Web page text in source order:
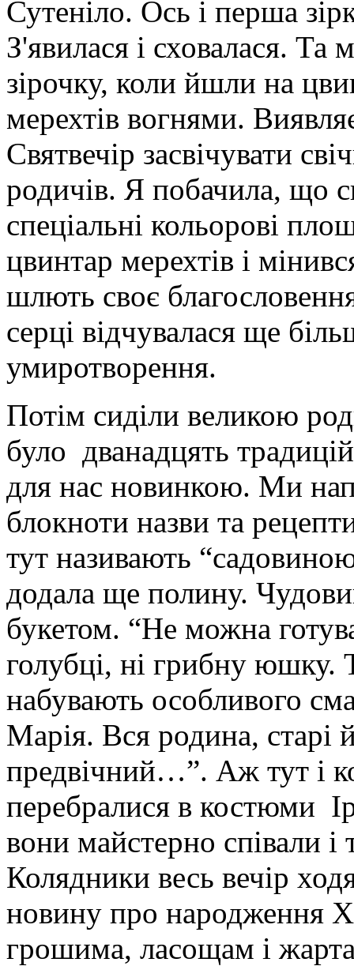
Сутеніло. Ось і перша
З'явилася і сховалася.
зірочку, коли йшли на
мерехтів вогнями.
Святвечір засвічувати
родичів. Я побачила, що
спеціальні кольорові
цвинтар мерехтів і
шлють своє
серці відчувалася ще
умиротворення.
Потім сиділи великою
було дванадцять
для нас новинкою. Ми
блокноти назви та
тут називають
додала ще полину.
букетом. “Не можна
голубці, ні грибну юшку.
набувають особливого
Марія. Вся родина, старі
предвічний…”. Аж тут і
перебралися в костюми
вони майстерно співали і
Колядники весь вечір
новину про народження
грошима, ласощам і